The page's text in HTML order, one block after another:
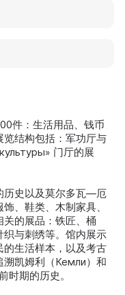
件：生活用品、钱币
结构包括：军功厅与
门厅的展
历史以及莫尔多瓦—厄
、鞋类、木制家具、
的展品：铁匠、桶
与刺绣等。馆内展示
生活样本，以及考古
溯凯姆利（Кемли）和
时期的历史。